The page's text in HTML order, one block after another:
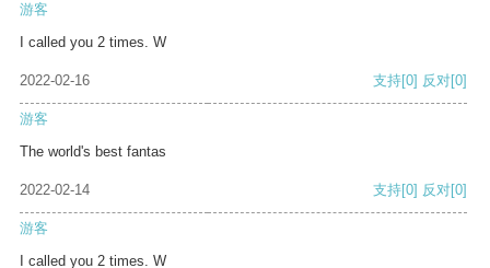
游客
I called you 2 times. W
2022-02-16 支持[0] 反对[0]
游客
The world's best fantas
2022-02-14 支持[0] 反对[0]
游客
I called you 2 times. W